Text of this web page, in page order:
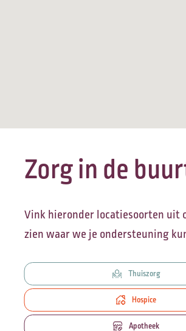
Zorg in de
Vink hieronder locatiesoorten uit
zien waar we je ondersteuning
Thuiszorg
Hospice
Apotheek